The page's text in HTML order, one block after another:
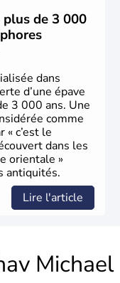
plus de 3 000
dans
d’une épave
3 000 ans. Une
comme
c’est le
dans les
orientale »
antiquités.
Lire l'article
Michael